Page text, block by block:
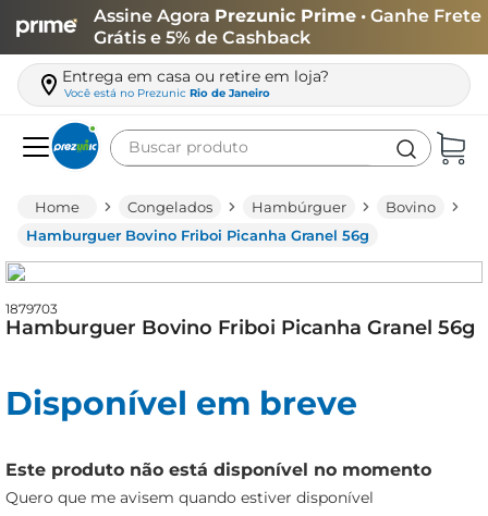
Assine Agora Prezunic Prime • Ganhe Frete
Grátis e 5% de Cashback
Entrega em casa ou retire em loja?
Você está no Prezunic Rio de Janeiro
Buscar produto
Congelados Hambúrguer
Bovino
Hamburguer Bovino Friboi Picanha Granel 56g
1879703
Hamburguer Bovino Friboi Picanha Granel 56g
Disponível em breve
Este produto não está disponível no momento
Quero que me avisem quando estiver disponível
leite
queijo
azeite